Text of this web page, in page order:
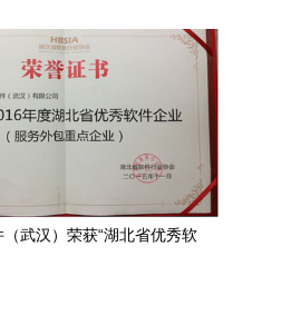
武汉）荣获“湖北省优秀软